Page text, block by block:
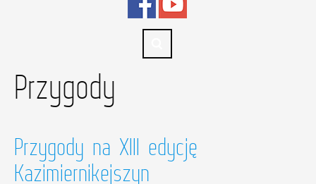
Przygody
Przygody na XIII edycję
Kazimiernikejszyn